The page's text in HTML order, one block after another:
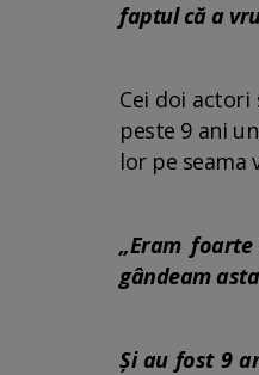
faptul că a
Cei doi actori
peste 9 ani
lor pe
„Eram
gândeam
Și au fost 9